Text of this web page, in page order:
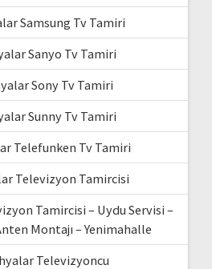
Samsung Tv Tamiri
Sanyo Tv Tamiri
Sony Tv Tamiri
Sunny Tv Tamiri
Telefunken Tv Tamiri
Televizyon Tamircisi
Tamircisi – Uydu Servisi –
Montajı – Yenimahalle
Televizyoncu